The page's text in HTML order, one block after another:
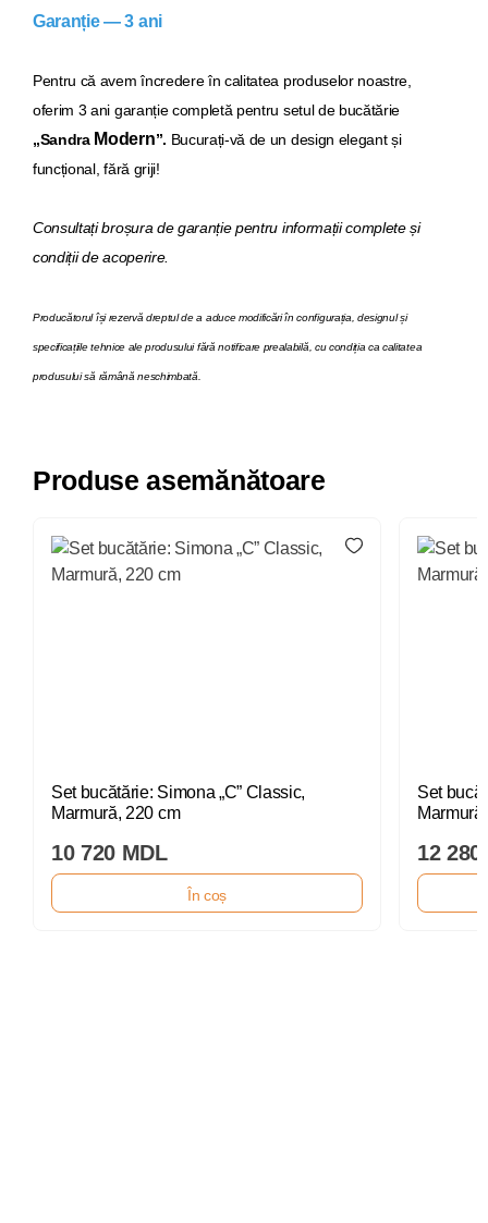
Garanție — 3 ani
Pentru că avem încredere în calitatea produselor noastre,
oferim 3 ani garanție completă pentru setul de bucătărie
„SandraModern”. Bucurați-vă de un design elegant și
funcțional, fără griji!
Consultați broșura de garanție pentru informații complete și
condiții de acoperire.
Producătorul își rezervă dreptul de a aduce modificări în configurația, designul și
specificațiile tehnice ale produsului fără notificare prealabilă, cu condiția ca calitatea
produsului să rămână neschimbată.
Produse asemănătoare
Set bucătărie: Simona „C” Classic,
Marmură, 220 cm
10 720 MDL
În coș
Set
12 280